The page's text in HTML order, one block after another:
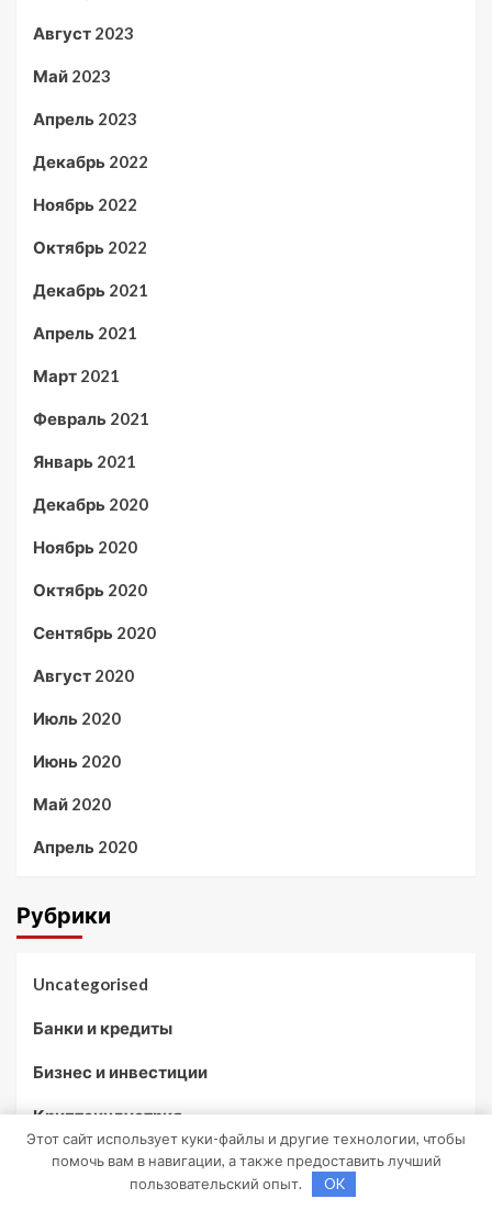
Август 2023
Май 2023
Апрель 2023
Декабрь 2022
Ноябрь 2022
Октябрь 2022
Декабрь 2021
Апрель 2021
Март 2021
Февраль 2021
Январь 2021
Декабрь 2020
Ноябрь 2020
Октябрь 2020
Сентябрь 2020
Август 2020
Июль 2020
Июнь 2020
Май 2020
Апрель 2020
Рубрики
Uncategorised
Банки и кредиты
Бизнес и инвестиции
Криптоиндустрия
Новости
Этот сайт использует куки-файлы и другие технологии, чтобы
помочь вам в навигации, а также предоставить лучший
пользовательский опыт.
OK